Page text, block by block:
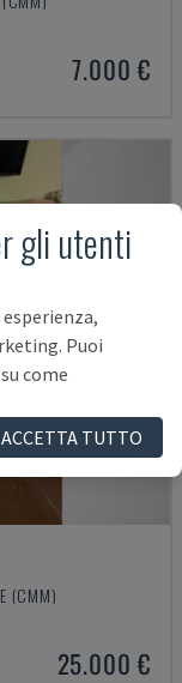
7.000 €
(CMM)
25.000 €
gli utenti
Puoi
come
ACCETTA TUTTO